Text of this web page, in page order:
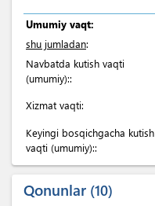
Umumiy vaqt:
shu jumladan:
Navbatda kutish vaqti
(umumiy)::
Xizmat vaqti:
Keyingi bosqichgacha kutish
vaqti (umumiy)::
Qonunlar 10